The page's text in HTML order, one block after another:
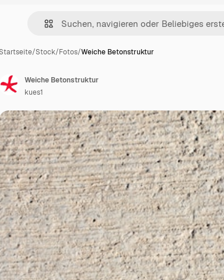
/Stock/Fotos/Weiche Betonstruktur
Weiche Betonstruktur
kues1